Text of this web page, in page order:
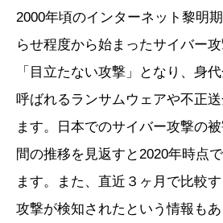
2000年頃のインターネット黎明
らせ程度から始まったサイバー
「目立たない攻撃」となり、身
呼ばれるランサムウェアや不正
ます。日本でのサイバー攻撃の
間の推移を見返すと2020年時点
ます。また、直近３ヶ月で比較
攻撃が検知されたという情報もあ